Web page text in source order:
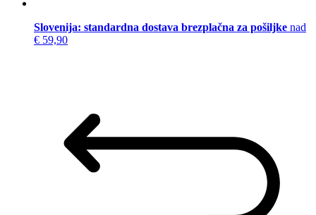
Slovenija: standardna dostava brezplačna za pošiljke nad
€ 59,90